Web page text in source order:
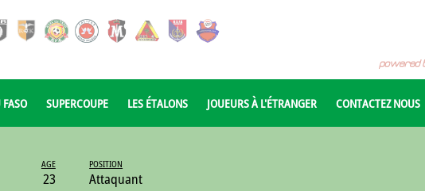
SUPERCOUPE LES ÉTALONS JOUEURS À L'ÉTRANGER CONTACTEZ NOUS
AGE
23
POSITION
Attaquant